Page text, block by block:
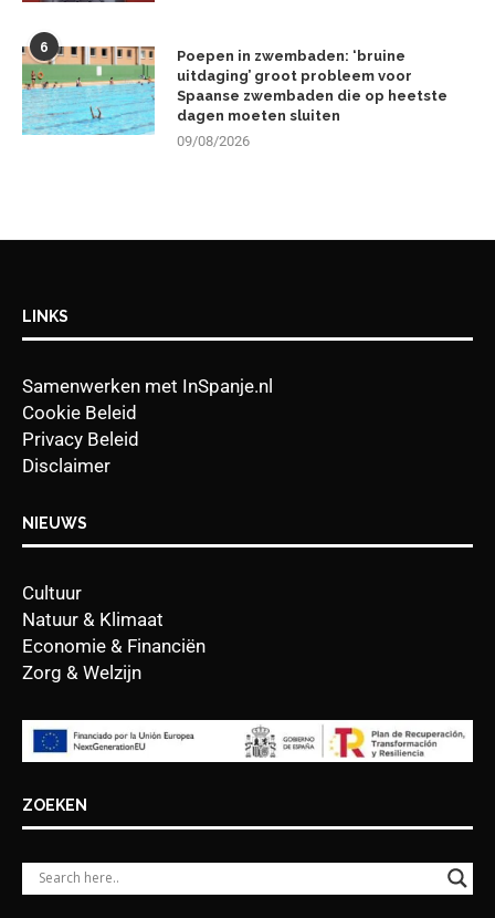
6
Poepen in zwembaden: ‘bruine
uitdaging’ groot probleem voor
Spaanse zwembaden die op heetste
dagen moeten sluiten
09/08/2026
LINKS
Samenwerken met InSpanje.nl
Cookie Beleid
Privacy Beleid
Disclaimer
NIEUWS
Cultuur
Natuur & Klimaat
Economie & Financiën
Zorg & Welzijn
ZOEKEN